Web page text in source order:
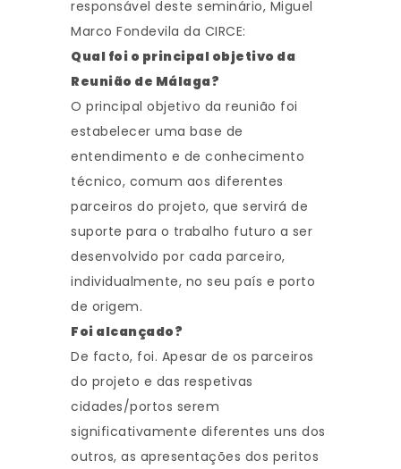
responsável deste seminário, Miguel
Marco Fondevila da CIRCE:
Qual foi o principal objetivo da
Reunião de Málaga?
O principal objetivo da reunião foi
estabelecer uma base de
entendimento e de conhecimento
técnico, comum aos diferentes
parceiros do projeto, que servirá de
suporte para o trabalho futuro a ser
desenvolvido por cada parceiro,
individualmente, no seu país e porto
de origem.
Foi alcançado?
De facto, foi. Apesar de os parceiros
do projeto e das respetivas
cidades/portos serem
significativamente diferentes uns dos
outros, as apresentações dos peritos